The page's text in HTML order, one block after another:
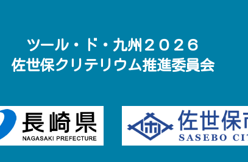
ツール・ド・九州２０２６
佐世保クリテリウム推進委員会